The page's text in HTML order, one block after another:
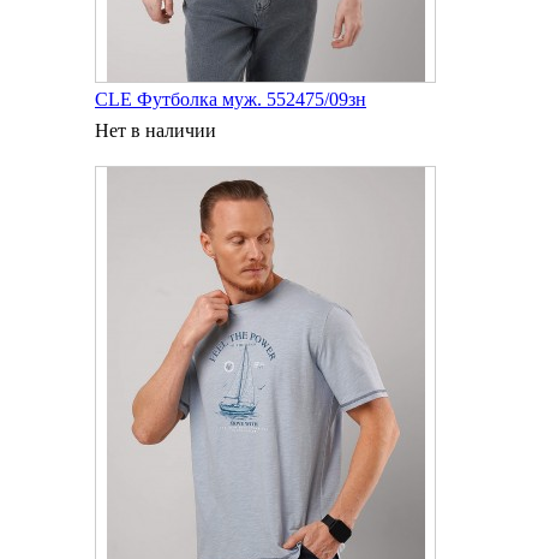
CLE Футболка муж. 552475/09зн
Нет в наличии